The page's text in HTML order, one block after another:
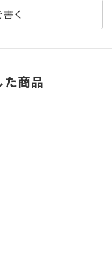
く
た商品